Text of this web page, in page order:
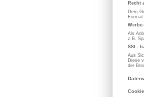
Recht
Dem
Als
z.B.
SSL-
Aus
Diese
der